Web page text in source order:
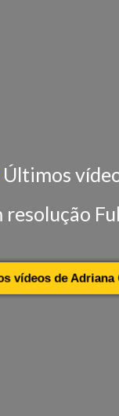
Últimos
resolução
vídeos de Adriana